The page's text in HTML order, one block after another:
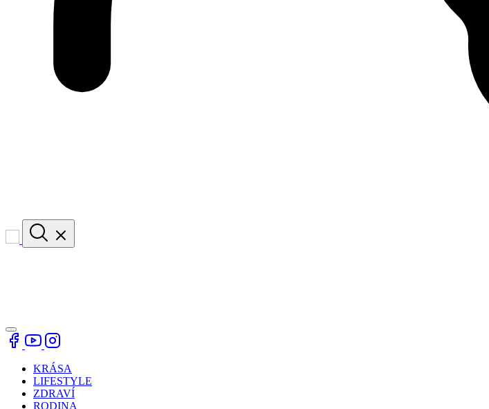
KRÁSA
LIFESTYLE
ZDRAVÍ
RODINA